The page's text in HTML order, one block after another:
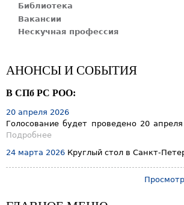
Библиотека
Вакансии
Нескучная профессия
АНОНСЫ И СОБЫТИЯ
В СПб РС РОО:
20 апреля 2026
Голосование будет проведено 20
Подробнее
24 марта 2026 Круглый стол в Санкт-